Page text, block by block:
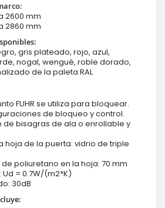
2600 mm
2860 mm
gris plateado, rojo, azul,
nogal, wengué, roble dorado,
de la paleta RAL
FUHR se utiliza para bloquear.
de bloqueo y control.
de bisagras de ala o enrollable y
hoja de la puerta: vidrio de triple
poliuretano en la hoja: 70 mm
= 0.7W/(m2*K)
30dB